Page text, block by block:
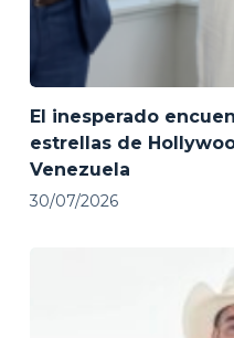
El inesperado
estrellas de
Venezuela
30/07/2026